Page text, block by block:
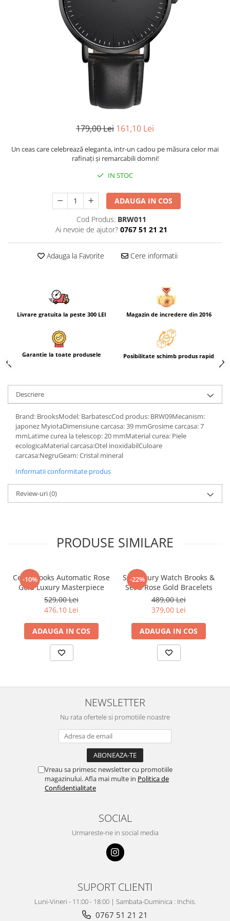
179,00 Lei 161,10 Lei
Un ceas care celebrează eleganta, intr-un cadou pe măsura celor mai
rafinaţi şi remarcabili domni!
IN STOC
ADAUGA IN COS
Cod Produs: BRW011
Ai nevoie de ajutor? 0767 51 21 21
Adauga la Favorite Cere informatii
Livrare gratuita la peste 300 LEI Magazin de incredere din 2016
Garantie la toate produsele Posibilitate schimb produs rapid
Descriere
Brand: BrooksModel: BarbatescCod produs: BRW09Mecanism:
japonez MyiotaDimensiune carcasa: 39 mmGrosime carcasa: 7
mmLatime curea la telescop: 20 mmMaterial curea: Piele
ecologicaMaterial carcasa:Otel inoxidabilCuloare
carcasa:NegruGeam: Cristal mineral
Informatii conformitate produs
Review-uri(0)
PRODUSE SIMILARE
-10%
Ceas Brooks Automatic Rose
Gold Luxury Masterpiece
529,00 Lei
476,10 Lei
ADAUGA IN COS
-22%
Set Luxury Watch Brooks &
Set 3 Rose Gold Bracelets
489,00 Lei
379,00 Lei
ADAUGA IN COS
NEWSLETTER
Nu rata ofertele si promotiile noastre
Vreau sa primesc newsletter cu promotiile
magazinului. Afla mai multe in Politica de
Confidentialitate
SOCIAL
Urmareste-ne in social media
SUPORT CLIENTI
Luni-Vineri - 11:00 - 18:00 | Sambata-Duminica : Inchis.
0767 51 21 21